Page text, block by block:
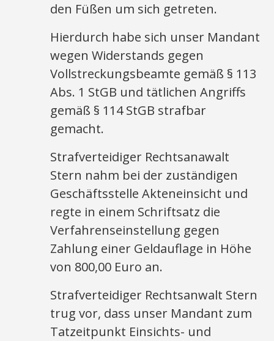
den Füßen um sich getreten.
Hierdurch habe sich unser Mandant
wegen Widerstands gegen
Vollstreckungsbeamte gemäß § 113
Abs. 1 StGB und tätlichen Angriffs
gemäß § 114 StGB strafbar
gemacht.
Strafverteidiger Rechtsanawalt
Stern nahm bei der zuständigen
Geschäftsstelle Akteneinsicht und
regte in einem Schriftsatz die
Verfahrenseinstellung gegen
Zahlung einer Geldauflage in Höhe
von 800,00 Euro an.
Strafverteidiger Rechtsanwalt Stern
trug vor, dass unser Mandant zum
Tatzeitpunkt Einsichts- und